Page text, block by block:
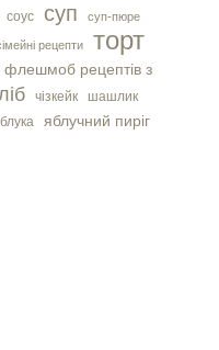
соус суп суп-пюре
рецепти торт
флешмоб рецептів з
чізкейк
шашлик
яблучний пиріг